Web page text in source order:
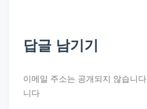
답글 남기기
이메일 주소는 공개되지 않습니다.
니다